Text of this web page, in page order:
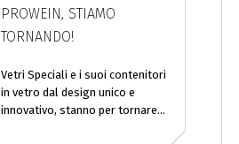
PROWEIN, STIAMO
TORNANDO!
Vetri Speciali e i suoi contenitori
in vetro dal design unico e
innovativo, stanno per tornare...